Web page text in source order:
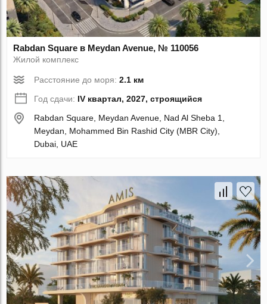
Rabdan Square в Meydan Avenue, № 110056
Жилой комплекс
Расстояние до моря:2.1 км
Год сдачи: IV квартал, 2027, строящийся
Rabdan Square, Meydan Avenue, Nad Al Sheba 1,
Meydan, Mohammed Bin Rashid City (MBR City),
Dubai, UAE